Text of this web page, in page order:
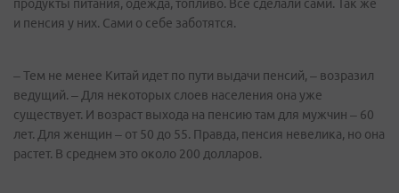
продукты питания, одежда, топливо. Все сделали сами. Так же
и пенсия у них. Сами о себе заботятся.
– Тем не менее Китай идет по пути выдачи пенсий, – возразил
ведущий. – Для некоторых слоев населения она уже
существует. И возраст выхода на пенсию там для мужчин – 60
лет. Для женщин – от 50 до 55. Правда, пенсия невелика, но она
растет. В среднем это около 200 долларов.